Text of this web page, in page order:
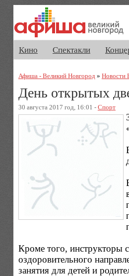
Кино Спектакли
Афиша - Великий Новгород » Новости
День открытых
30 августа 2017 год, 16:01 - Спорт
Кроме того, инструкторы
оздоровительного
занятия для детей и